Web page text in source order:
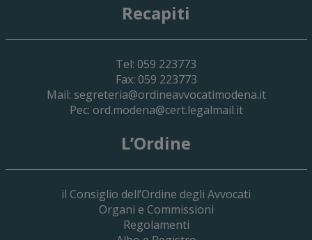
Recapiti
Tel: 059 223773
Fax: 059 223773
Mail: segreteria@ordineavvocatimodena.it
Pec: ord.modena@cert.legalmail.it
L’Ordine
il Consiglio dell’Ordine degli Avvocati
Organi e Commissioni
Regolamenti